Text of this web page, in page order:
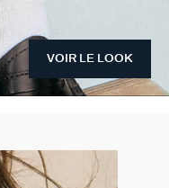
VOIR LE LOOK